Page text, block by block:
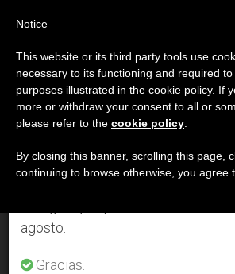
DÍA
Junio 26th,
ÚLTIMAS NOTICIAS
Putin promueve el acercamiento entre
Aviso importante
Del 27 de julio al 7 de agosto
anual, aprovechando que en el
se generan menos informaciones y
agosto.
Gracias.
Notice
This website or its third party tools use
necessary to its functioning and required
purposes illustrated in the cookie policy. If
more or withdraw your consent to all or
please refer to the cookie policy
By closing this banner, scrolling this page,
continuing to browse otherwise, you agree